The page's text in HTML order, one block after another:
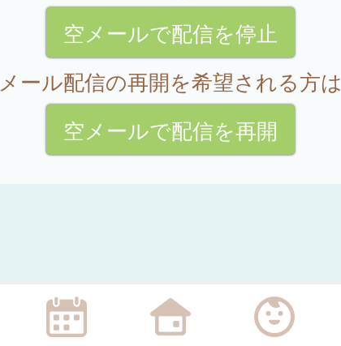
空メールで配信を停止
メール配信の再開を希望される方は
空メールで配信を再開